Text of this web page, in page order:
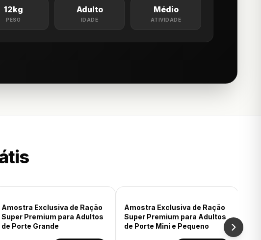
12kg
PESO
Adulto
IDADE
Médio
ATIVIDADE
60g
Amostra Exclusiva de Ração
Super Premium para Adultos
de Porte Grande
60g
Amostra Exclusiva de Ração
Super Premium para Adultos
de Porte Mini e Pequeno